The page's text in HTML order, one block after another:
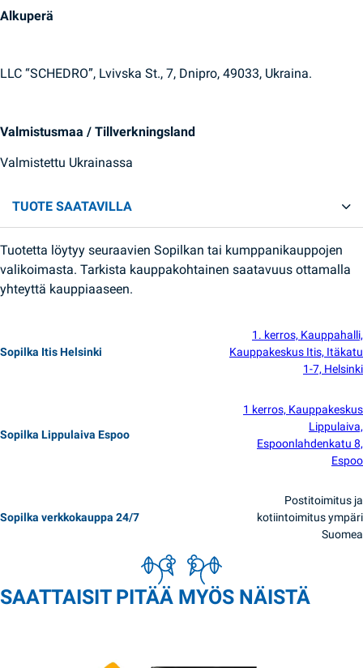
Alkuperä
LLC “SCHEDRO”, Lvivska St., 7, Dnipro, 49033, Ukraina.
Valmistusmaa / Tillverkningsland
Valmistettu Ukrainassa
TUOTE SAATAVILLA
Tuotetta löytyy seuraavien Sopilkan tai kumppanikauppojen
valikoimasta. Tarkista kauppakohtainen saatavuus ottamalla
yhteyttä kauppiaaseen.
Sopilka Itis Helsinki
1. kerros, Kauppahalli,
Kauppakeskus Itis, Itäkatu
1-7, Helsinki
Sopilka Lippulaiva Espoo
1 kerros, Kauppakeskus
Lippulaiva,
Espoonlahdenkatu 8,
Espoo
Sopilka verkkokauppa 24/7
Postitoimitus ja
kotiintoimitus ympäri
Suomea
SAATTAISIT PITÄÄ MYÖS NÄISTÄ